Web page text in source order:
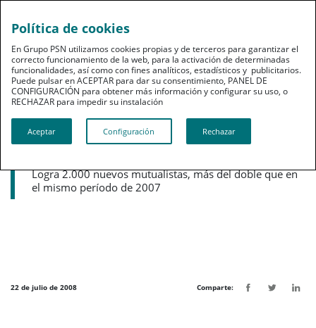
Noticias destacadas
PSN crece más del 11% hasta los 61,4
Logra 2.000 nuevos mutualistas, más del doble que en
el mismo período de 2007
22 de julio de 2008 Comparte:
Política de cookies
En Grupo PSN utilizamos cookies propias y de terceros para garantizar el
correcto funcionamiento de la web, para la activación de determinadas
funcionalidades, así como con fines analíticos, estadísticos y publicitarios.
Puede pulsar en ACEPTAR para dar su consentimiento, PANEL DE
CONFIGURACIÓN para obtener más información y configurar su uso, o
RECHAZAR para impedir su instalación​​​​​​​
Aceptar Configuración Rechazar